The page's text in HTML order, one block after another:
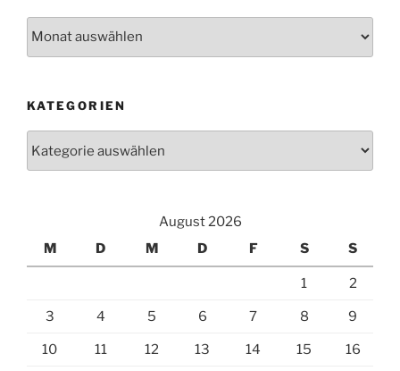
KATEGORIEN
August 2026
M
D M D F S S
1 2
3 4 5 6 7 8 9
10 11 12 13 14 15 16